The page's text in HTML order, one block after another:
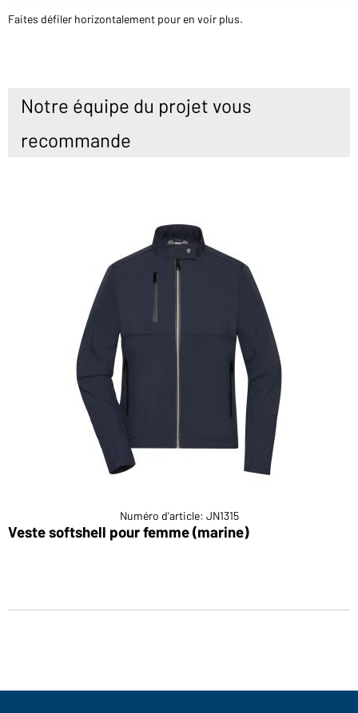
Faites défiler horizontalement pour en voir plus.
Notre équipe du projet vous
recommande
Numéro d'article: JN1315
Veste softshell pour femme (marine)